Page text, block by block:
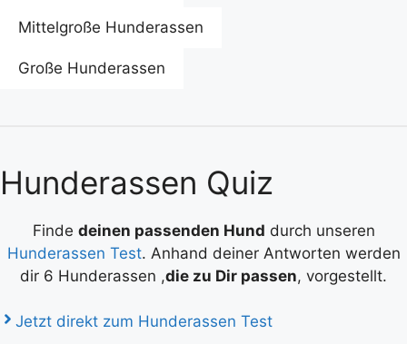
Mittelgroße Hunderassen
Große Hunderassen
Hunderassen Quiz
Finde deinen passenden Hund durch unseren
Hunderassen Test. Anhand deiner Antworten werden
dir 6 Hunderassen ,die zu Dir passen, vorgestellt.
Jetzt direkt zum Hunderassen Test